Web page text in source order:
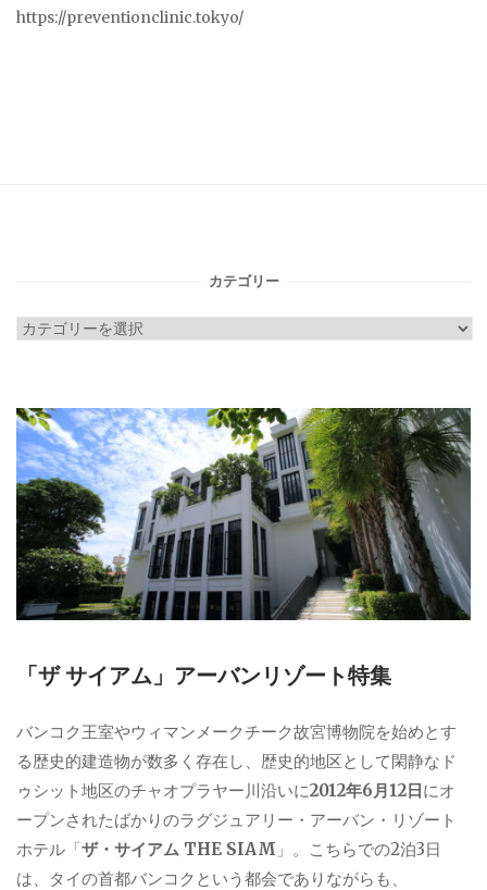
https://preventionclinic.tokyo/
カテゴリー
カ
リ
ー
「ザ サイアム」アーバンリゾート特集
バンコク王室やウィマンメークチーク故宮博物院を始めとす
る歴史的建造物が数多く存在し、歴史的地区として閑静なド
ゥシット地区のチャオプラヤー川沿いに2012年6月12日にオ
ープンされたばかりのラグジュアリー・アーバン・リゾート
ホテル「ザ・サイアム THE SIAM 」。こちらでの2泊3日
は、タイの首都バンコクという都会でありながらも、